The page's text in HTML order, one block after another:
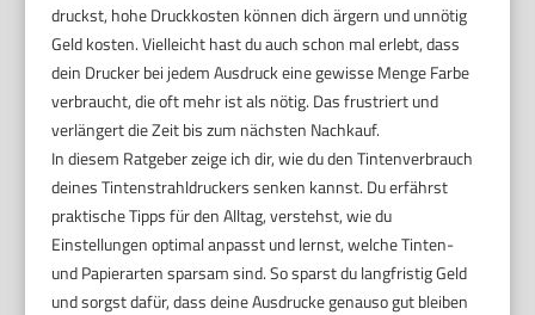
druckst, hohe Druckkosten können dich ärgern und unnötig
Geld kosten. Vielleicht hast du auch schon mal erlebt, dass
dein Drucker bei jedem Ausdruck eine gewisse Menge Farbe
verbraucht, die oft mehr ist als nötig. Das frustriert und
verlängert die Zeit bis zum nächsten Nachkauf.
In diesem Ratgeber zeige ich dir, wie du den Tintenverbrauch
deines Tintenstrahldruckers senken kannst. Du erfährst
praktische Tipps für den Alltag, verstehst, wie du
Einstellungen optimal anpasst und lernst, welche Tinten-
und Papierarten sparsam sind. So sparst du langfristig Geld
und sorgst dafür, dass deine Ausdrucke genauso gut bleiben